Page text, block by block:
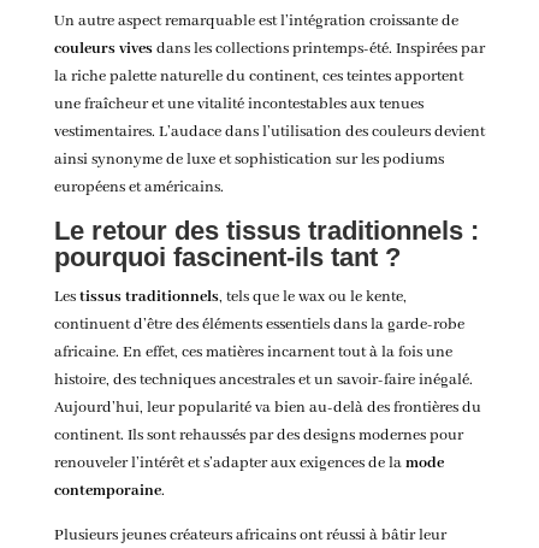
Un autre aspect remarquable est l’intégration croissante de
couleurs vivesdans les collections printemps-été. Inspirées par
la riche palette naturelle du continent, ces teintes apportent
une fraîcheur et une vitalité incontestables aux tenues
vestimentaires. L’audace dans l’utilisation des couleurs devient
ainsi synonyme de luxe et sophistication sur les podiums
européens et américains.
Le retour des tissus traditionnels :
pourquoi fascinent-ils tant ?
Lestissus traditionnels, tels que le wax ou le kente,
continuent d’être des éléments essentiels dans la garde-robe
africaine. En effet, ces matières incarnent tout à la fois une
histoire, des techniques ancestrales et un savoir-faire inégalé.
Aujourd’hui, leur popularité va bien au-delà des frontières du
continent. Ils sont rehaussés par des designs modernes pour
renouveler l’intérêt et s’adapter aux exigences de lamode
contemporaine.
Plusieurs jeunes créateurs africains ont réussi à bâtir leur